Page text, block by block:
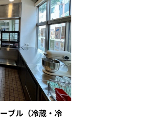
ブル（冷蔵・冷